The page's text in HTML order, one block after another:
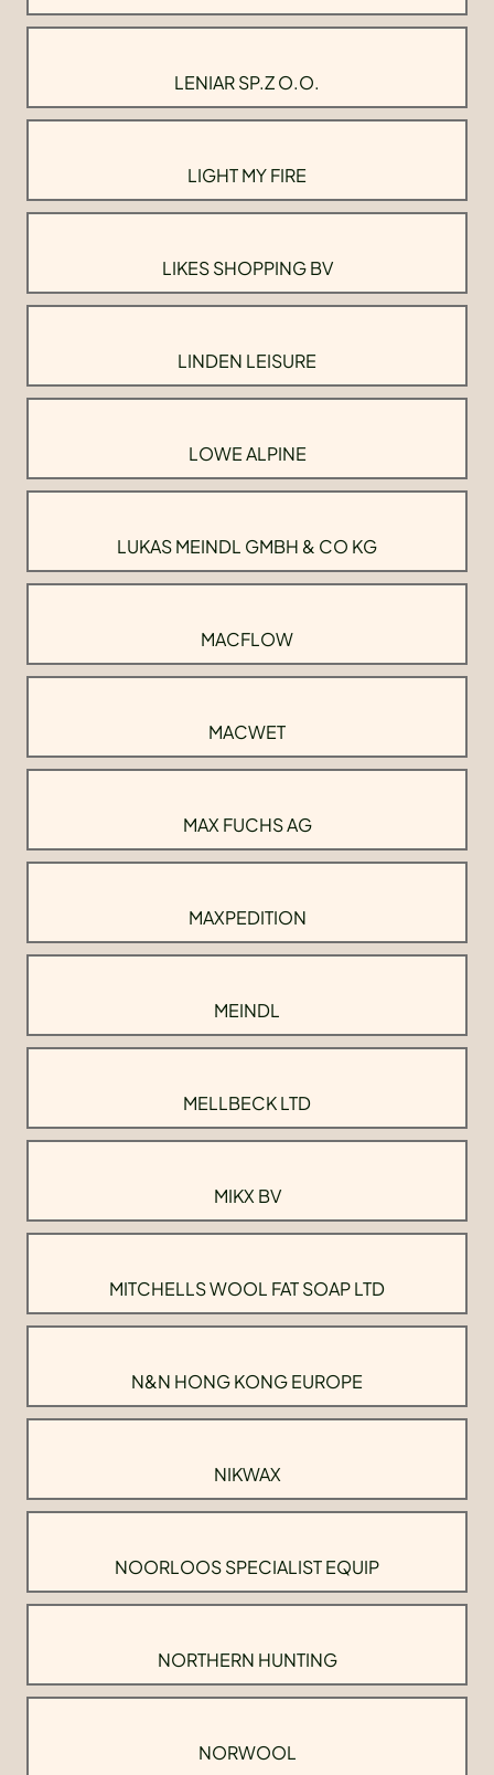
LENIAR SP.Z O.O.
LIGHT MY FIRE
LIKES SHOPPING BV
LINDEN LEISURE
LOWE ALPINE
LUKAS MEINDL GMBH & CO KG
MACFLOW
MACWET
MAX FUCHS AG
MAXPEDITION
MEINDL
MELLBECK LTD
MIKX BV
MITCHELLS WOOL FAT SOAP LTD
N&N HONG KONG EUROPE
NIKWAX
NOORLOOS SPECIALIST EQUIP
NORTHERN HUNTING
NORWOOL